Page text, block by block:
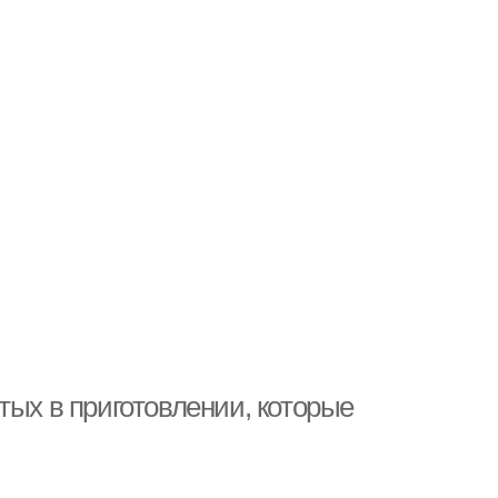
в приготовлении, которые